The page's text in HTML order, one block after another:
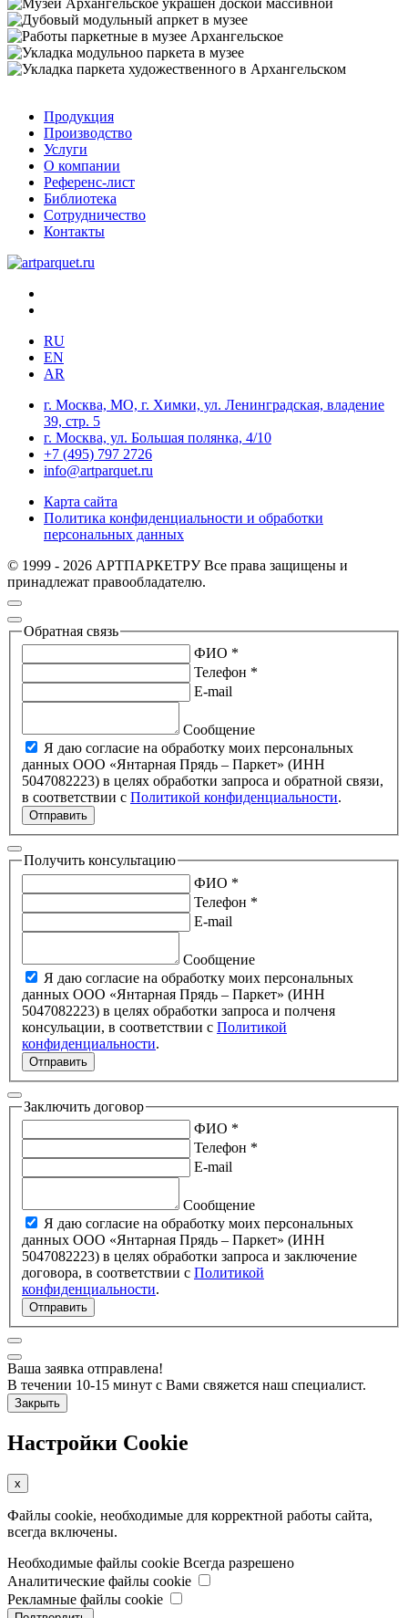
Продукция
Производство
Услуги
О компании
Референс-лист
Библиотека
Сотрудничество
Контакты
RU
EN
AR
г. Москва, МО, г. Химки, ул. Ленинградская, владение
39, стр. 5
г. Москва, ул. Большая полянка, 4/10
+7 (495) 797 2726
info@artparquet.ru
Карта сайта
Политика конфиденциальности и обработки
персональных данных
© 1999 - 2026 АРТПАРКЕТРУ Все права защищены и
принадлежат правообладателю.
Обратная связь
ФИО *
Телефон *
E-mail
Сообщение
Я даю согласие на обработку моих персональных
данных ООО «Янтарная Прядь – Паркет» (ИНН
5047082223) в целях обработки запроса и обратной связи,
в соответствии с Политикой конфиденциальности.
Отправить
Получить консультацию
ФИО *
Телефон *
E-mail
Сообщение
Я даю согласие на обработку моих персональных
данных ООО «Янтарная Прядь – Паркет» (ИНН
5047082223) в целях обработки запроса и полченя
консульации, в соответствии с Политикой
конфиденциальности.
Отправить
Заключить договор
ФИО *
Телефон *
E-mail
Сообщение
Я даю согласие на обработку моих персональных
данных ООО «Янтарная Прядь – Паркет» (ИНН
5047082223) в целях обработки запроса и заключение
договора, в соответствии с Политикой
конфиденциальности.
Отправить
Ваша заявка отправлена!
В течении 10-15 минут с Вами свяжется наш специалист.
Закрыть
Настройки Cookie
x
Файлы cookie, необходимые для корректной работы сайта,
всегда включены.
Необходимые файлы cookie Всегда разрешено
Аналитические файлы cookie
Рекламные файлы cookie